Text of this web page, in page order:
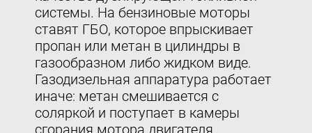
системы. На бензиновые моторы
ставят ГБО, которое впрыскивает
пропан или метан в цилиндры в
газообразном либо жидком виде.
Газодизельная аппаратура работает
иначе: метан смешивается с
соляркой и поступает в камеры
сгорания мотора двигателя.